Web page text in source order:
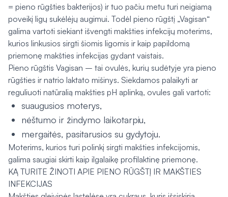
= pieno rūgšties bakterijos) ir tuo pačiu metu turi neigiamą
poveikį ligų sukėlėjų augimui. Todėl pieno rūgštį „Vagisan“
galima vartoti siekiant išvengti makšties infekcijų moterims,
kurios linkusios sirgti šiomis ligomis ir kaip papildomą
priemonę makšties infekcijas gydant vaistais.
Pieno rūgštis Vagisan – tai ovulės, kurių sudėtyje yra pieno
rūgšties ir natrio laktato mišinys. Siekdamos palaikyti ar
reguliuoti natūralią makšties pH aplinką, ovules gali vartoti:
suaugusios moterys,
nėštumo ir žindymo laikotarpiu,
mergaitės, pasitarusios su gydytoju.
Moterims, kurios turi polinkį sirgti makšties infekcijomis,
galima saugiai skirti kaip ilgalaikę profilaktinę priemonę.
KĄ TURITE ŽINOTI APIE PIENO RŪGŠTĮ IR MAKŠTIES
INFEKCIJAS